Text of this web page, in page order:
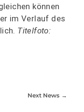
können
im Verlauf des
Titelfoto:
Next News